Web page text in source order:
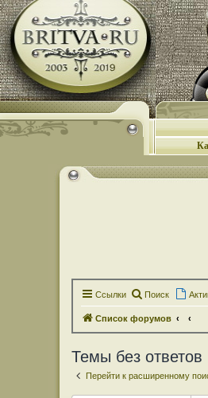
Ссылки Поиск
Список форумов
Темы без ответов
Перейти к расширенному